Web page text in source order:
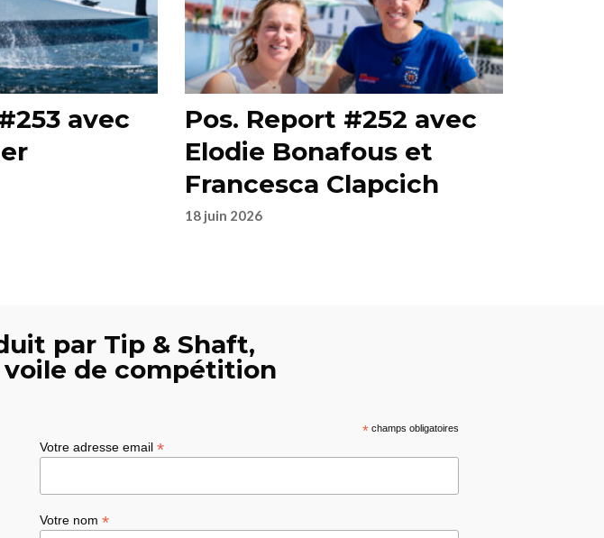
avec
Pos. Report #252 avec
Elodie Bonafous et
Francesca Clapcich
18 juin 2026
par Tip & Shaft,
de compétition
*champs obligatoires
Votre adresse email *
Votre nom *